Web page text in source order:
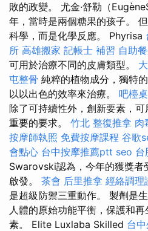
敗的政變。 尤金·舒勒（
年，當時是兩個糖果的孩子。
科學，而是化學反應。 Phyrisa
所 高雄搬家 記帳士 補習 自助
可用於治療不同的皮膚類型。
屯整骨 純粹的植物成分，獨特
以以出色的效率來治療。 吧檯桌
除了可持續性外，創新要素，
重要的要求。 竹北 整復推拿 肉
按摩師執照 免費按摩課程 谷歌
會點心 台中按摩推薦ptt seo 台
Swarovski認為，今年的獲獎者
啟發。 茶會 后里推拿 經絡調理
是超級防禦三重動作。 製劑是
人體的原始功能平衡，保護和
素。 Elite Luxlaba Skilled 台